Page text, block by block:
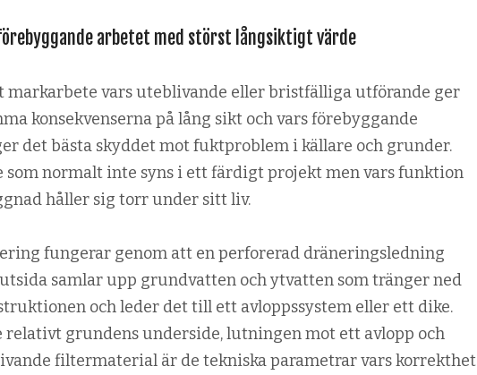
arbetet med störst långsiktigt värde
markarbete vars uteblivande eller bristfälliga utförande ger
konsekvenserna på lång sikt och vars förebyggande
det bästa skyddet mot fuktproblem i källare och grunder.
som normalt inte syns i ett färdigt projekt men vars funktion
håller sig torr under sitt liv.
fungerar genom att en perforerad dräneringsledning
samlar upp grundvatten och ytvatten som tränger ned
och leder det till ett avloppssystem eller ett dike.
relativt grundens underside, lutningen mot ett avlopp och
filtermaterial är de tekniska parametrar vars korrekthet